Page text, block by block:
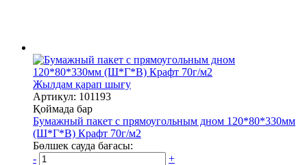
Жылдам қарап шығу
Артикул: 101193
Қоймада бар
Бумажный пакет с прямоугольным дном 120*80*330мм
(Ш*Г*В) Крафт 70г/м2
Бөлшек сауда бағасы:
-
+